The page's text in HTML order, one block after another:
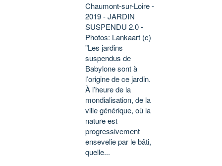
Chaumont-sur-Loire -
2019 - JARDIN
SUSPENDU 2.0 -
Photos: Lankaart (c)
"Les jardins
suspendus de
Babylone sont à
l’origine de ce jardin.
À l’heure de la
mondialisation, de la
ville générique, où la
nature est
progressivement
ensevelie par le bâti,
quelle...